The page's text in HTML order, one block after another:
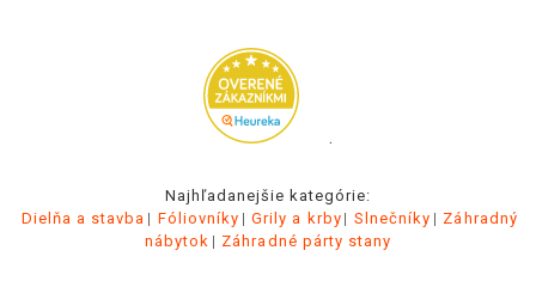
.
Najhľadanejšie kategórie:
Dielňa a stavba
Fóliovníky Grily a krby Slnečníky
Záhradný
nábytok
Záhradné párty stany